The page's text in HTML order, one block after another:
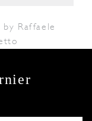
Raffaele